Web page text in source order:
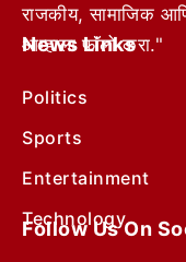
राजकीय, सामाजिक
आम्हाला फॉलो करा."
News Links
Politics
Sports
Entertainment
Technology
Follow Us On